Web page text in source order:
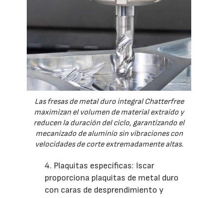
Las fresas de metal duro integral Chatterfree
maximizan el volumen de material extraído y
reducen la duración del ciclo, garantizando el
mecanizado de aluminio sin vibraciones con
velocidades de corte extremadamente altas.
4. Plaquitas específicas: Iscar
proporciona plaquitas de metal duro
con caras de desprendimiento y